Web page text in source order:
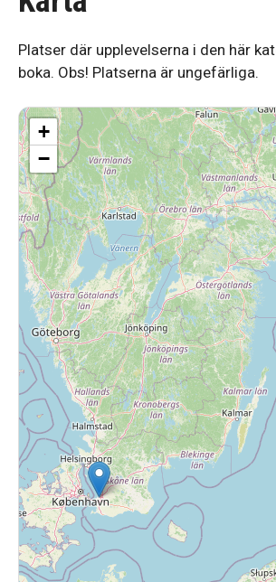
Platser där upplevelserna i den här
boka. Obs! Platserna är ungefärliga.
+
−